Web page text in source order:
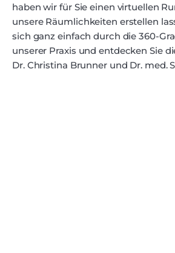
haben wir für Sie einen virtuellen
unsere Räumlichkeiten erstellen
sich ganz einfach durch die 360-
unserer Praxis und entdecken Sie
Dr. Christina Brunner und Dr. med.